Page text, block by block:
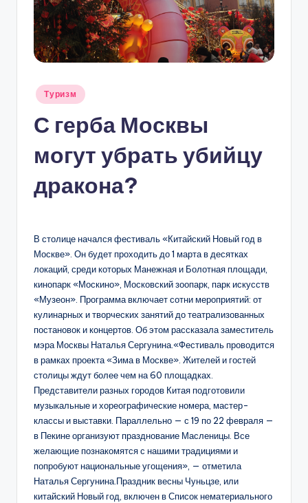
С
В
Опубликовано
в
Туризм
С герба Москвы
могут убрать убийцу
дракона?
В столице начался фестиваль «Китайский Новый год в
Москве». Он будет проходить до 1 марта в десятках
локаций, среди которых Манежная и Болотная площади,
кинопарк «Москино», Московский зоопарк, парк искусств
«Музеон». Программа включает сотни мероприятий: от
кулинарных и творческих занятий до театрализованных
постановок и концертов. Об этом рассказала заместитель
мэра Москвы Наталья Сергунина.«Фестиваль проводится
в рамках проекта «Зима в Москве». Жителей и гостей
столицы ждут более чем на 60 площадках.
Представители разных городов Китая подготовили
музыкальные и хореографические номера, мастер-
классы и выставки. Параллельно — с 19 по 22 февраля —
в Пекине организуют празднование Масленицы. Все
желающие познакомятся с нашими традициями и
попробуют национальные угощения», — отметила
Наталья Сергунина.Праздник весны Чуньцзе, или
китайский Новый год, включен в Список нематериального